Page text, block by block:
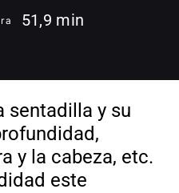
51,9 min
sentadilla y su
y la cabeza, etc.
este